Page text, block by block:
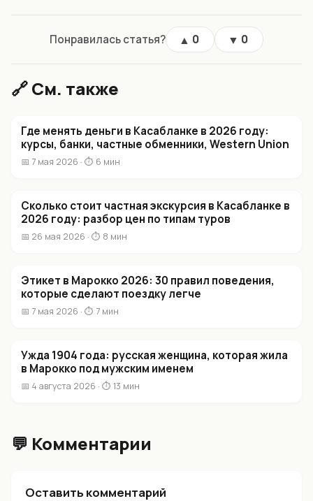
Понравилась статья? ▲ 0 ▼ 0
🔗 См. также
Где менять деньги в Касабланке в 2026 году:
курсы, банки, частные обменники, Western Union
📅 7 мая 2026 · ⏱ 6 мин
Сколько стоит частная экскурсия в Касабланке в
2026 году: разбор цен по типам туров
📅 26 мая 2026 · ⏱ 8 мин
Этикет в Марокко 2026: 30 правил поведения,
которые сделают поездку легче
📅 7 мая 2026 · ⏱ 7 мин
Ужда 1904 года: русская женщина, которая жила
в Марокко под мужским именем
📅 4 августа 2026 · ⏱ 13 мин
💬 Комментарии
Оставить комментарий